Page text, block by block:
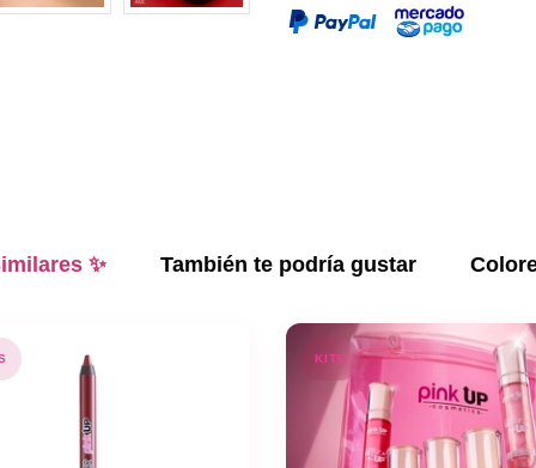
✨ También te podría gustar
KITS